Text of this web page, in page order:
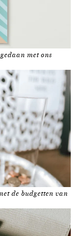
met ons
de budgetten van